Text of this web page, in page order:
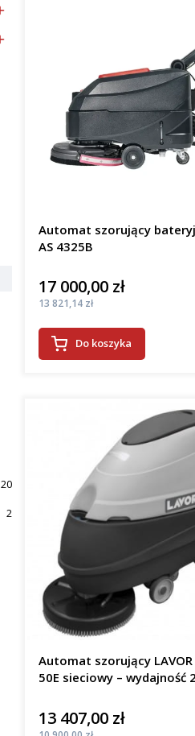
20
2
Automat szorujący
AS 4325B
Cena
17 000,00 zł
Cena
13 821,14 zł
Do koszyka
Automat szorujący LAVOR
50E sieciowy – wydajność
Cena
13 407,00 zł